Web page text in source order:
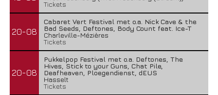
Tickets
20-08
Cabaret Vert Festival met o.a. Nick Cave & the
Bad Seeds, Deftones, Body Count feat. Ice-T
Charleville-Mézières
Tickets
20-08
Pukkelpop Festival met o.a. Deftones, The
Hives, Stick to your Guns, Chat Pile,
Deafheaven, Ploegendienst, dEUS
Hasselt
Tickets